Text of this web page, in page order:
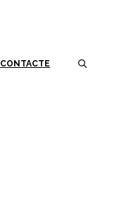
CONTACTE